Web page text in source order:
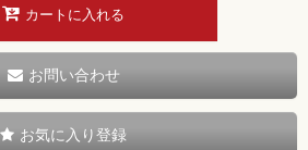
カートに入れる
お問い合わせ
お気に入り登録